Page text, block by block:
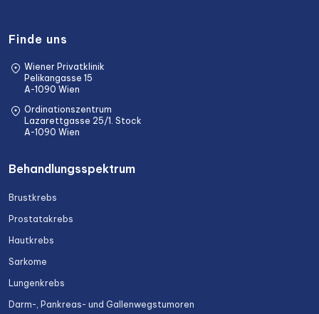
Finde uns
Wiener Privatklinik
Pelikangasse 15
A-1090 Wien
Ordinationszentrum
Lazarettgasse 25/1. Stock
A-1090 Wien
Behandlungsspektrum
Brustkrebs
Prostatakrebs
Hautkrebs
Sarkome
Lungenkrebs
Darm-, Pankreas- und Gallenwegstumoren